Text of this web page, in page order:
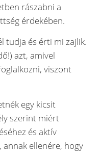
rászabni a
érdekében.
tudja és érti mi zajlik.
azt, amivel
viszont
egy kicsit
szerint miért
és aktív
ellenére, hogy